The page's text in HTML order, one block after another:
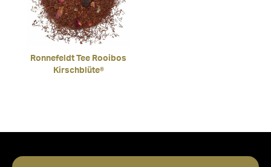
Ronnefeldt Tee Rooibos
Kirschblüte®